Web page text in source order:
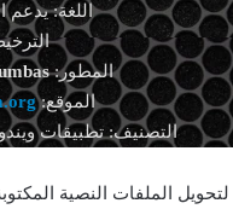
اللغة: يدعم
المطور:
الموقع:
التصنيف: تطبيقات